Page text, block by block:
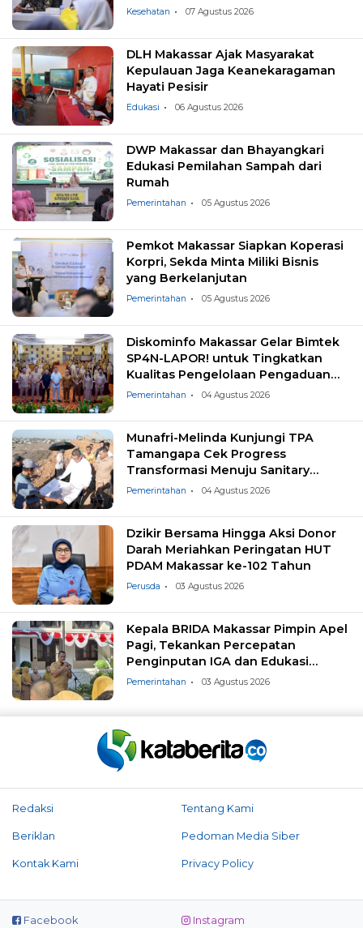
Kesehatan 07 Agustus 2026
DLH Makassar Ajak Masyarakat
Kepulauan Jaga Keanekaragaman
Hayati Pesisir
Edukasi 06 Agustus 2026
DWP Makassar dan Bhayangkari
Edukasi Pemilahan Sampah dari
Rumah
Pemerintahan 05 Agustus 2026
Pemkot Makassar Siapkan Koperasi
Korpri, Sekda Minta Miliki Bisnis
yang Berkelanjutan
Pemerintahan 05 Agustus 2026
Diskominfo Makassar Gelar Bimtek
SP4N-LAPOR! untuk Tingkatkan
Kualitas Pengelolaan Pengaduan
Masyarakat
Pemerintahan 04 Agustus 2026
Munafri-Melinda Kunjungi TPA
Tamangapa Cek Progress
Transformasi Menuju Sanitary
Landfill
Pemerintahan 04 Agustus 2026
Dzikir Bersama Hingga Aksi Donor
Darah Meriahkan Peringatan HUT
PDAM Makassar ke-102 Tahun
Perusda 03 Agustus 2026
Kepala BRIDA Makassar Pimpin Apel
Pagi, Tekankan Percepatan
Penginputan IGA dan Edukasi
Pemilahan Sampah
Pemerintahan 03 Agustus 2026
Redaksi Tentang Kami
Beriklan Pedoman Media Siber
Kontak Kami Privacy Policy
Facebook Instagram